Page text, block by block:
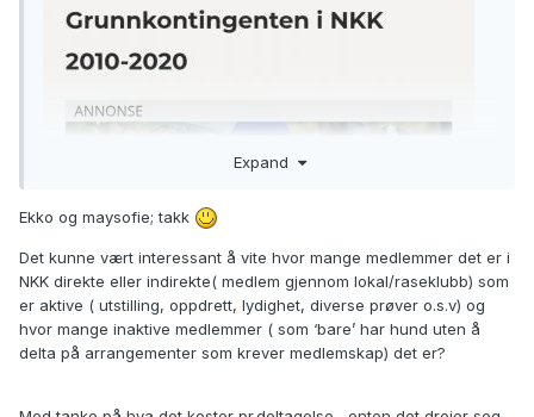
Expand
Ekko og maysofie; takk
Det kunne vært interessant å vite hvor mange medlemmer det er i
NKK direkte eller indirekte( medlem gjennom lokal/raseklubb) som
er aktive ( utstilling, oppdrett, lydighet, diverse prøver o.s.v) og
hvor mange inaktive medlemmer ( som ‘bare’ har hund uten å
delta på arrangementer som krever medlemskap) det er?